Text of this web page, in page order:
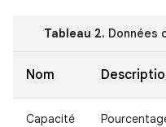
Tableau 2. Données
Nom
Capacité